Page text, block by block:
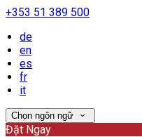
+353 51 389 500
de
en
es
fr
it
Chọn ngôn ngữ
Đặt Ngay